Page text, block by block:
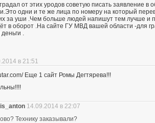
от этих уродов советую писать заявление
одни и те же лица по номеру на который
за уши .Чем больше людей напишут тем лучше и
в оборот .На сайте ГУ МВД вашей области -для
.
в 21:51
Еще 1 сайт Ромы Дегтярева!!!
14.09.2014 в 22:07
Технику заказывали?